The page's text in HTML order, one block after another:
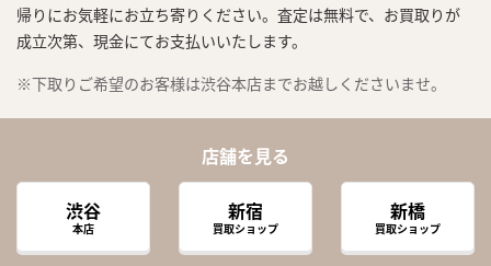
帰りにお気軽にお立ち寄りください。査定は無料で、お買取りが
成立次第、現金にてお支払いいたします。
※下取りご希望のお客様は渋谷本店までお越しくださいませ。
店舗を見る
渋谷
本店
新宿
買取ショップ
新橋
買取ショップ